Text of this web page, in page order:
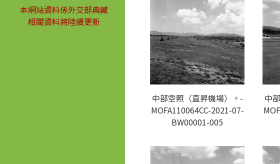
本網站資料係外交部典藏
相關資料將陸續更新
中部空照（直昇機場）。-
MOFA110064CC-2021-07-
BW00001-005
中